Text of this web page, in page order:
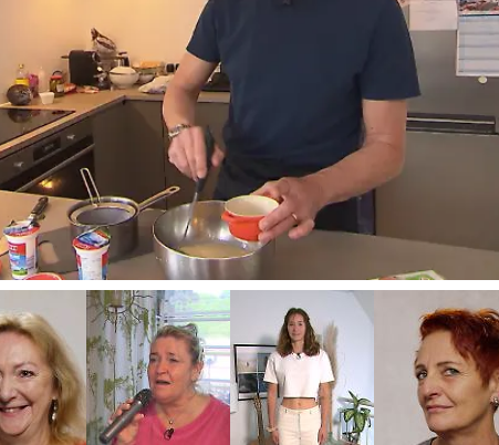
seine „Crème Cologne“